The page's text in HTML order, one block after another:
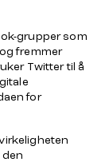
grupper som
fremmer
Twitter til å
for